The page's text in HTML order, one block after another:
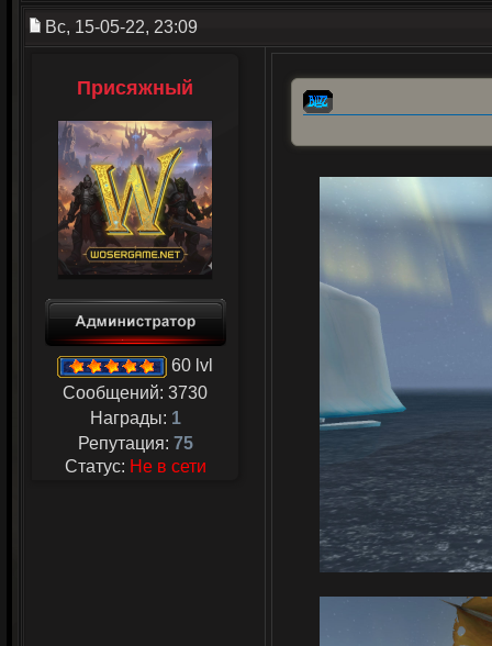
Вс, 15-05-22, 23:09
Присяжный
60 lvl
Сообщений: 3730
Награды: 1
Репутация: 75
Статус: Не в сети